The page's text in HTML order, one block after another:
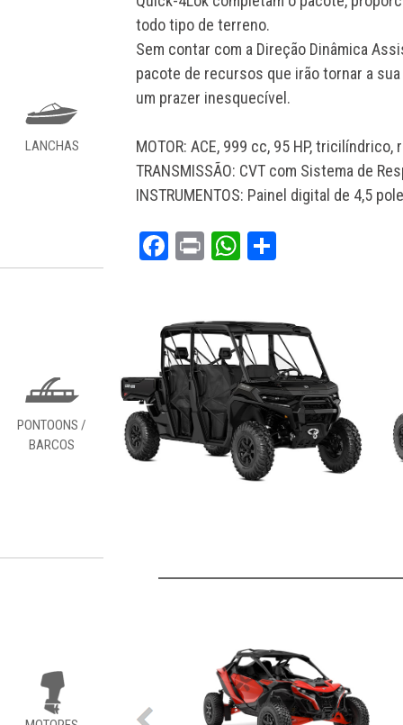
LANCHAS
PONTOONS /
BARCOS
todo tipo de terreno.
Sem contar com a Direção Dinâmica
pacote de recursos que irão tornar a
um prazer inesquecível.
MOTOR: ACE, 999 cc, 95 HP,
TRANSMISSÃO: CVT com Sistema de
INSTRUMENTOS: Painel digital de 4,5
Facebook
PrintWhatsApp